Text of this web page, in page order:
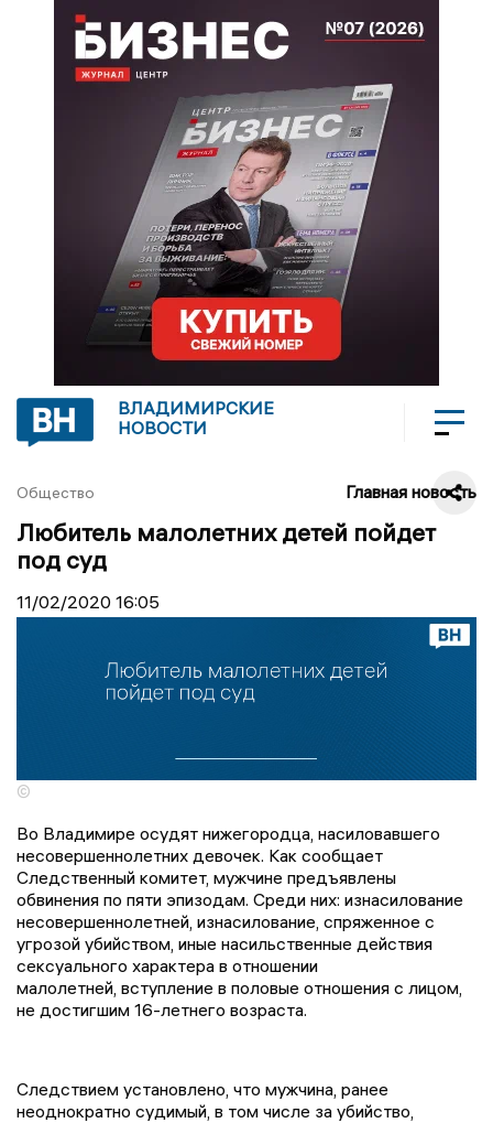
ВЛАДИМИРСКИЕ
НОВОСТИ
Общество Главная новость
Любитель малолетних детей пойдет
под суд
11/02/2020 16:05
©
Во Владимире осудят нижегородца, насиловавшего
несовершеннолетних девочек. Как сообщает
Следственный комитет, мужчине предъявлены
обвинения по пяти эпизодам. Среди них: изнасилование
несовершеннолетней, изнасилование, спряженное с
угрозой убийством, иные насильственные действия
сексуального характера в отношении
малолетней, вступление в половые отношения с лицом,
не достигшим 16-летнего возраста.
Следствием установлено, что мужчина, ранее
неоднократно судимый, в том числе за убийство,